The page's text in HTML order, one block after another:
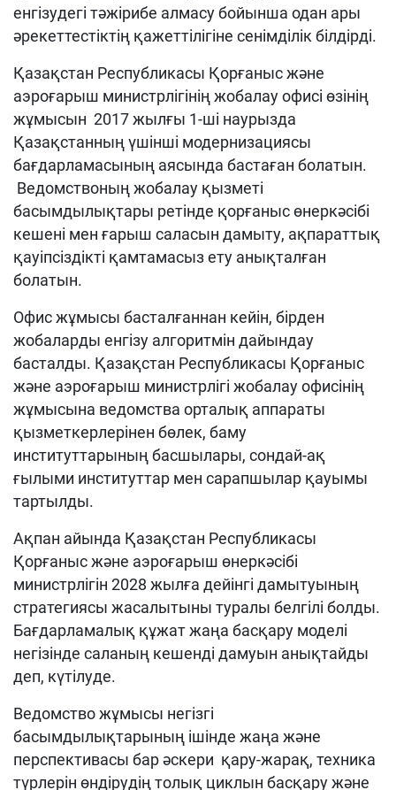
енгізудегі тәжірибе алмасу бойынша одан ары
әрекеттестіктің қажеттілігіне сенімділік білдірді.
Қазақстан Республикасы Қорғаныс және
аэроғарыш министрлігінің жобалау офисі өзінің
жұмысын 2017 жылғы 1-ші наурызда
Қазақстанның үшінші модернизациясы
бағдарламасының аясында бастаған болатын.
Ведомствоның жобалау қызметі
басымдылықтары ретінде қорғаныс өнеркәсібі
кешені мен ғарыш саласын дамыту, ақпараттық
қауіпсіздікті қамтамасыз ету анықталған
болатын.
Офис жұмысы басталғаннан кейін, бірден
жобаларды енгізу алгоритмін дайындау
басталды. Қазақстан Республикасы Қорғаныс
және аэроғарыш министрлігі жобалау офисінің
жұмысына ведомства орталық аппараты
қызметкерлерінен бөлек, баму
институттарының басшылары, сондай-ақ
ғылыми институттар мен сарапшылар қауымы
тартылды.
Ақпан айында Қазақстан Республикасы
Қорғаныс және аэроғарыш өнеркәсібі
министрлігін 2028 жылға дейінгі дамытуының
стратегиясы жасалытыны туралы белгілі болды.
Бағдарламалық құжат жаңа басқару моделі
негізінде саланың кешенді дамуын анықтайды
деп, күтілуде.
Ведомство жұмысы негізгі
басымдылықтарының ішінде жаңа және
перспективасы бар әскери қару-жарақ, техника
түрлерін өндірудің толық циклын басқару және